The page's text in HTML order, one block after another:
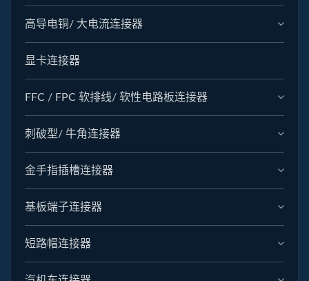
高导电铜/ 大电流连接器
显卡连接器
FFC / FPC 软排线/ 软性电路板连接器
刺破型/ 牛角连接器
金手指插槽连接器
基板端子连接器
短路帽连接器